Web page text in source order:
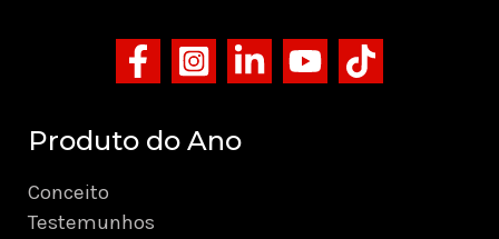
Produto do Ano
Conceito
Testemunhos